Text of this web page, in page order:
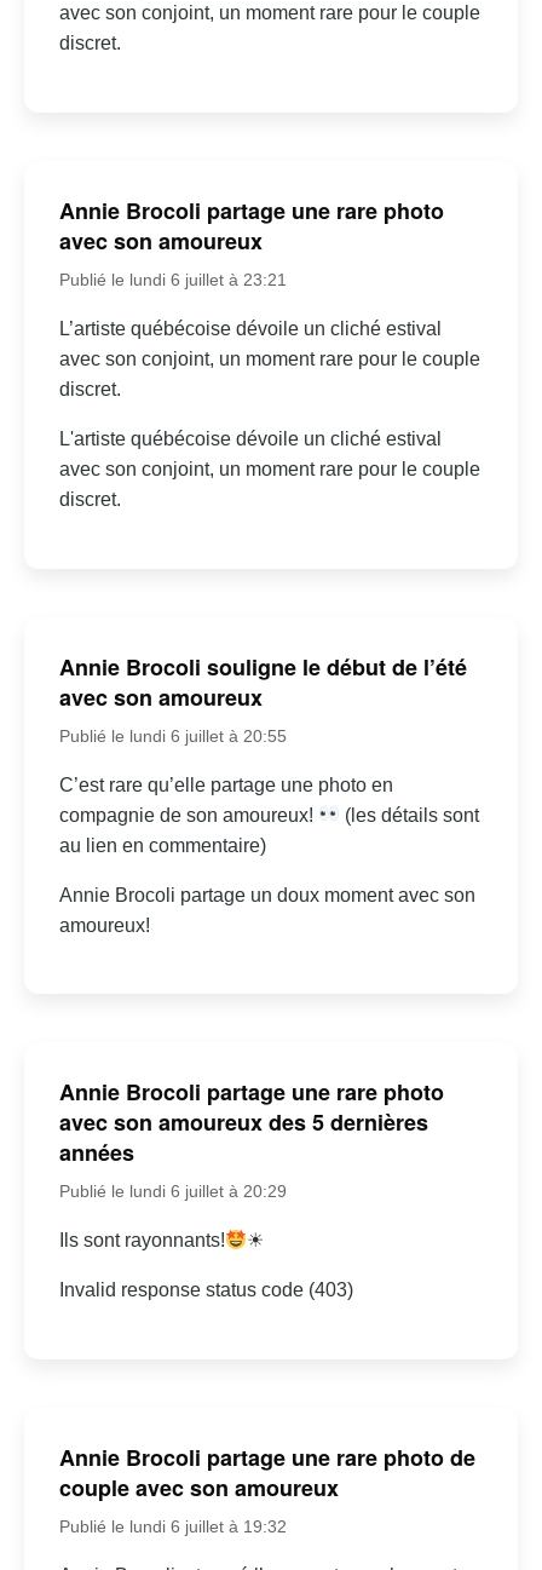
avec son conjoint, un moment rare pour le couple
discret.
Annie Brocoli partage une rare photo
avec son amoureux
Publié le lundi 6 juillet à 23:21
L’artiste québécoise dévoile un cliché estival
avec son conjoint, un moment rare pour le couple
discret.
L'artiste québécoise dévoile un cliché estival
avec son conjoint, un moment rare pour le couple
discret.
Annie Brocoli souligne le début de l’été
avec son amoureux
Publié le lundi 6 juillet à 20:55
C’est rare qu’elle partage une photo en
compagnie de son amoureux!
(les détails sont
au lien en commentaire)
Annie Brocoli partage un doux moment avec son
amoureux!
Annie Brocoli partage une rare photo
avec son amoureux des 5 dernières
années
Publié le lundi 6 juillet à 20:29
Ils sont rayonnants! ☀
Invalid response status code (403)
Annie Brocoli partage une rare photo de
couple avec son amoureux
Publié le lundi 6 juillet à 19:32